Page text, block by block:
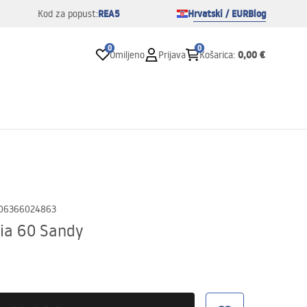
Kod za popust:REA5 Hrvatski / EURBlog
0
Omiljeno Prijava
0
Košarica: 0,00 €
60 Sandy